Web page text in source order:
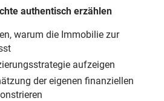
authentisch erzählen
warum die Immobilie zur
aufzeigen
der eigenen finanziellen